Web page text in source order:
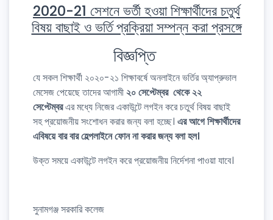
2020-21 সেশনে ভর্তী হওয়া শিক্ষার্থীদের চতুর্থ
বিষয় বাছাই ও ভর্তি প্রক্রিয়া সম্পন্ন করা প্রসঙ্গে
বিজ্ঞপ্তি
যে সকল শিক্ষার্থী ২০২০-২১ শিক্ষাবর্ষে অনলাইনে ভর্তির অ্যাপ্রুভাল
মেসেজ পেয়েছে তাদের আগামী২০ সেপ্টেম্বর থেকে ২২
সেপ্টেম্বরএর মধ্যে নিজের একাউন্টে লগইন করে চতুর্থ বিষয় বাছাই
সহ প্রয়োজনীয় সংশোধন করার জন্য বলা হচ্ছে। এর আগে শিক্ষার্থীদের
এবিষয়ে বার বার হেল্পলাইনে ফোন না করার জন্য বলা হল।
উক্ত সময়ে একাউন্টে লগইন করে প্রয়োজনীয় নির্দেশনা পাওয়া যাবে।
সুনামগঞ্জ সরকারি কলেজ